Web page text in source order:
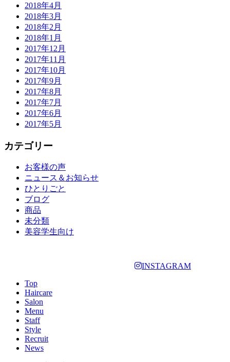
2018年4月
2018年3月
2018年2月
2018年1月
2017年12月
2017年11月
2017年10月
2017年9月
2017年8月
2017年7月
2017年6月
2017年5月
カテゴリー
お客様の声
ニュース＆お知らせ
ひとりごと
ブログ
商品
未分類
美容学生向け
INSTAGRAM
Top
Haircare
Salon
Menu
Staff
Style
Recruit
News